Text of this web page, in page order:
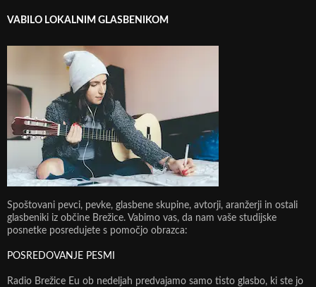
VABILO LOKALNIM GLASBENIKOM
Spoštovani pevci, pevke, glasbene skupine, avtorji, aranžerji in ostali
glasbeniki iz občine Brežice. Vabimo vas, da nam vaše studijske
posnetke posredujete s pomočjo obrazca:
POSREDOVANJE PESMI
Radio Brežice Eu ob nedeljah predvajamo samo tisto glasbo, ki ste jo